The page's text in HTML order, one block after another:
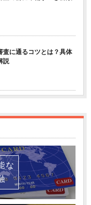
査に通るコツとは？具体
説
な